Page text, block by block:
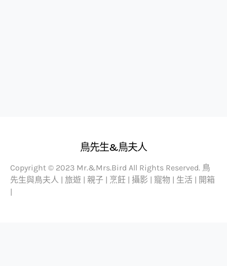
鳥先生&鳥夫人
Copyright © 2023 Mr.&Mrs.Bird All Rights Reserved. 鳥
先生與鳥夫人 | 旅遊 | 親子 | 烹飪 | 攝影 | 寵物 | 生活 | 開箱
|